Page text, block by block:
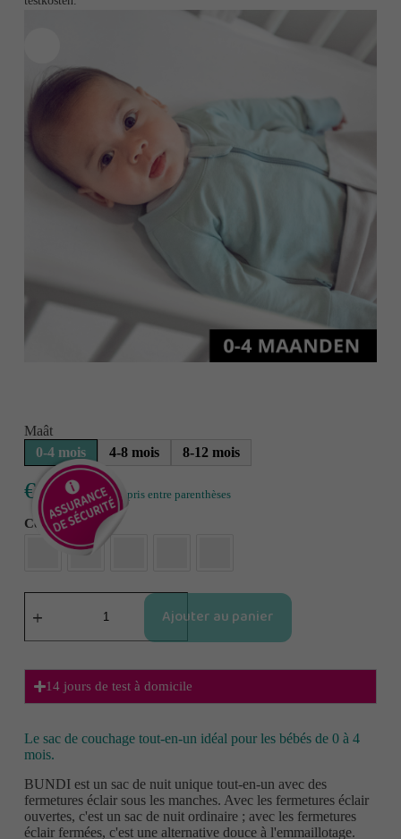
Maât
0-4 mois
4-8 mois 8-12 mois
€65,00y compris entre parenthèses
Couleur
Ajouter au panier
14 jours de test à domicile
Le sac de couchage tout-en-un idéal pour les bébés de 0 à 4
mois.
BUNDI est un sac de nuit unique tout-en-un avec des
fermetures éclair sous les manches. Avec les fermetures éclair
ouvertes, c'est un sac de nuit ordinaire ; avec les fermetures
éclair fermées, c'est une alternative douce à l'emmaillotage.